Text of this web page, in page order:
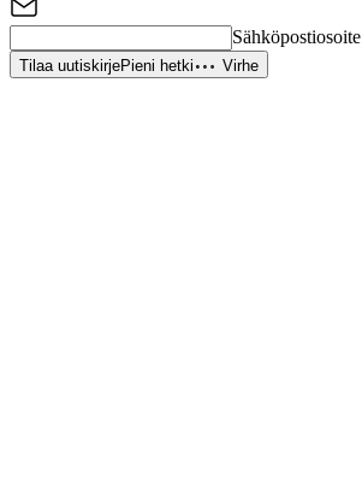
Sähköpostiosoite
Tilaa uutiskirjePieni hetki Virhe